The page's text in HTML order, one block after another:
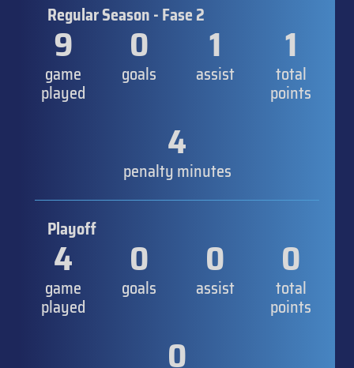
Regular Season - Fase 2
9
game
played
0
goals
1
assist
1
total
points
4
penalty minutes
Playoff
4
game
played
0
goals
0
assist
0
total
points
0